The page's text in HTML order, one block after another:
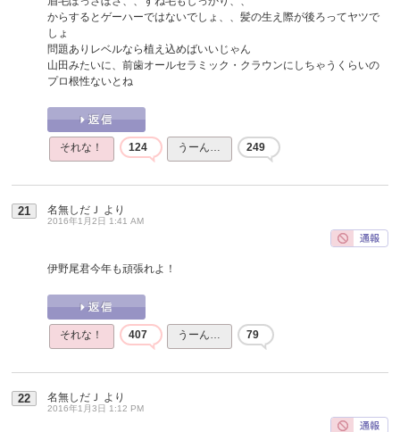
からするとゲーハーではないでしょ、、髪の生え際が後ろってヤツで
しょ
問題ありレベルなら植え込めばいいじゃん
山田みたいに、前歯オールセラミック・クラウンにしちゃうくらいの
プロ根性ないとね
それな！ 124 うーん… 249
21 名無しだＪ より
2016年1月2日 1:41 AM
伊野尾君今年も頑張れよ！
それな！ 407 うーん… 79
22 名無しだＪ より
2016年1月3日 1:12 PM